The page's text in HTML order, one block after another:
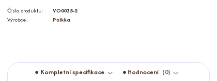
Číslo produktu:
VO0035-2
Výrobce:
Paikka
Kompletní specifikace Hodnocení
0